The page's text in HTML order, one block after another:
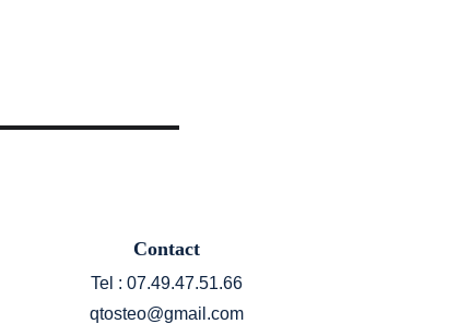
Contact
Tel : 07.49.47.51.66
qtosteo@gmail.com